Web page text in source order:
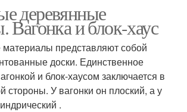
деревянные
Вагонка и блок-хаус
представляют собой
доски. Единственное
и блок-хаусом заключается в
стороны. У вагонки он плоский, а у
.